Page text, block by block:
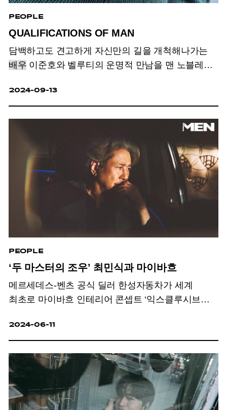
PEOPLE
QUALIFICATIONS OF MAN
담백하고도 견고하게 자신만의 길을 개척해나가는
배우 이준호와 벨루티의 운명적 만남을 맨 노블레스
2024-09-13
PEOPLE
‘두 마스터의 조우’ 최민식과 마이바흐
메르세데스-벤츠 공식 딜러 한성자동차가 세계
최초로 마이바흐 인테리어 콘셉트 ‘익스클루시브
이곳에서 집념으로 독보적 예술 세계를
배우최민식과 마이바흐의 묵직한 만남이
이루어졌다.
2024-06-11